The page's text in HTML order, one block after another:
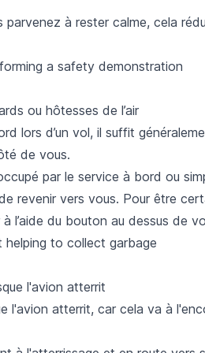
à rester calme, cela
ou hôtesses de l’air
lors d’un vol, il suffit
de vous.
par le service à bord ou
revenir vers vous. Pour être
l’aide du bouton au dessus de
l'avion atterrit
l'avion atterrit, car cela va à